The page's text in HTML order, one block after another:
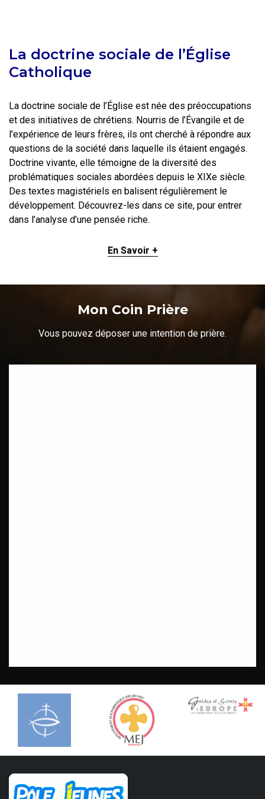
La doctrine sociale de l’Église
Catholique
La doctrine sociale de l’Église est née des préoccupations
et des initiatives de chrétiens. Nourris de l’Évangile et de
l’expérience de leurs frères, ils ont cherché à répondre aux
questions de la société dans laquelle ils étaient engagés.
Doctrine vivante, elle témoigne de la diversité des
problématiques sociales abordées depuis le XIXe siècle.
Des textes magistériels en balisent régulièrement le
développement. Découvrez-les dans ce site, pour entrer
dans l’analyse d’une pensée riche.
En Savoir +
Mon Coin Prière
Vous pouvez déposer une intention de prière.